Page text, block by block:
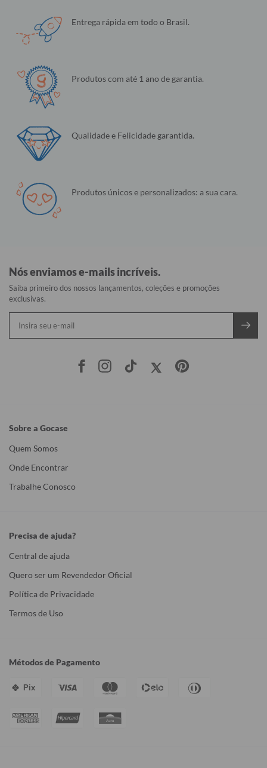
Entrega rápida em todo o Brasil.
Produtos com até 1 ano de garantia.
Qualidade e Felicidade garantida.
Produtos únicos e personalizados: a sua cara.
Nós enviamos e-mails incríveis.
Saiba primeiro dos nossos lançamentos, coleções e promoções
exclusivas.
Sobre a Gocase
Quem Somos
Onde Encontrar
Trabalhe Conosco
Precisa de ajuda?
Central de ajuda
Quero ser um Revendedor Oficial
Política de Privacidade
Termos de Uso
Métodos de Pagamento
Pix